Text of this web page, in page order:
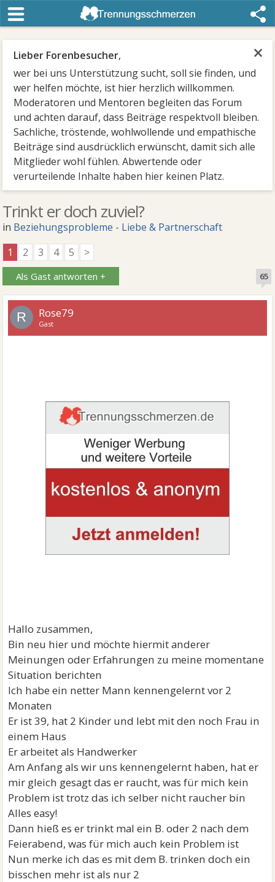
×
Lieber Forenbesucher,
wer bei uns Unterstützung sucht, soll sie finden, und
wer helfen möchte, ist hier herzlich willkommen.
Moderatoren und Mentoren begleiten das Forum
und achten darauf, dass Beiträge respektvoll bleiben.
Sachliche, tröstende, wohlwollende und empathische
Beiträge sind ausdrücklich erwünscht, damit sich alle
Mitglieder wohl fühlen. Abwertende oder
verurteilende Inhalte haben hier keinen Platz.
Trinkt er doch zuviel?
in Beziehungsprobleme - Liebe & Partnerschaft
1
2 3 4 5 >
Als Gast antworten + 65
R Rose79
Gast
Hallo zusammen,
Bin neu hier und möchte hiermit anderer
Meinungen oder Erfahrungen zu meine momentane
Situation berichten
Ich habe ein netter Mann kennengelernt vor 2
Monaten
Er ist 39, hat 2 Kinder und lebt mit den noch Frau in
einem Haus
Er arbeitet als Handwerker
Am Anfang als wir uns kennengelernt haben, hat er
mir gleich gesagt das er raucht, was für mich kein
Problem ist trotz das ich selber nicht raucher bin
Alles easy!
Dann hieß es er trinkt mal ein B. oder 2 nach dem
Feierabend, was für mich auch kein Problem ist
Nun merke ich das es mit dem B. trinken doch ein
bisschen mehr ist als nur 2